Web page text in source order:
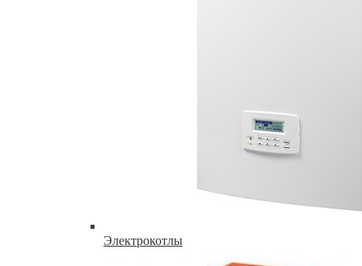
Электрокотлы